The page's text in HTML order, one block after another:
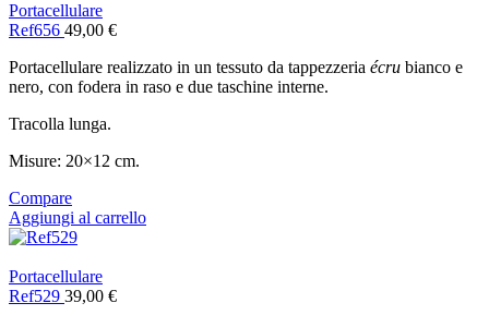
Portacellulare
Ref656 49,00 €
Portacellulare realizzato in un tessuto da tappezzeria écru bianco e
nero, con fodera in raso e due taschine interne.
Tracolla lunga.
Misure: 20×12 cm.
Compare
Aggiungi al carrello
Portacellulare
Ref529 39,00 €